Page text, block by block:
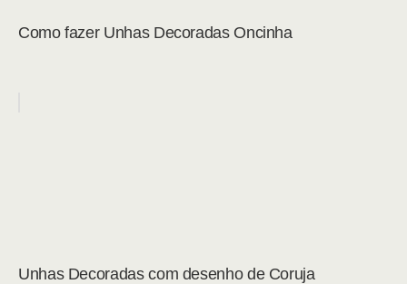
Como fazer Unhas Decoradas Oncinha
Unhas Decoradas com desenho de Coruja